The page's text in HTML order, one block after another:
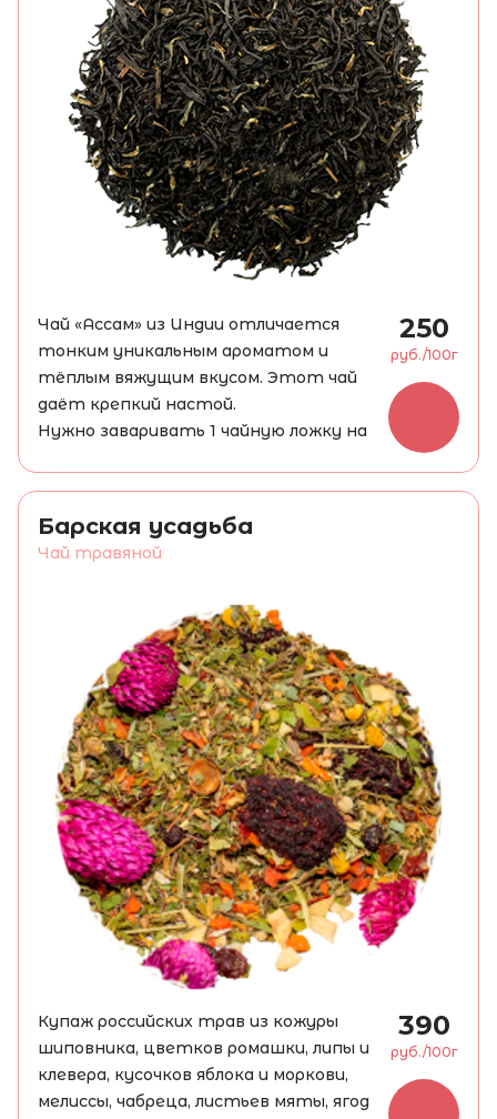
Чай «Ассам» из Индии отличается
тонким уникальным ароматом и
тёплым вяжущим вкусом. Этот чай
даёт крепкий настой.
Нужно заваривать 1 чайную ложку на
250
руб./100г
Барская усадьба
Чай травяной
Купаж российских трав из кожуры
шиповника, цветков ромашки, липы и
клевера, кусочков яблока и моркови,
мелиссы, чабреца, листьев мяты, ягод
390
руб./100г